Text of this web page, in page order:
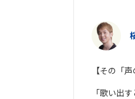
【その「
「歌い出